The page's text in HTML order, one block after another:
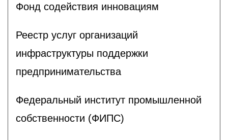
Фонд содействия инновациям
Реестр услуг организаций
инфраструктуры поддержки
предпринимательства
Федеральный институт промышленной
собственности (ФИПС)